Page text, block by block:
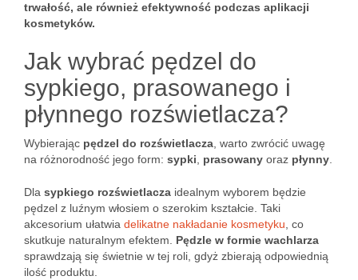
trwałość, ale również efektywność podczas aplikacji
kosmetyków.
Jak wybrać pędzel do
sypkiego, prasowanego i
płynnego rozświetlacza?
Wybierając pędzel do rozświetlacza , warto zwrócić uwagę
na różnorodność jego form: sypki prasowany oraz płynny
Dla sypkiego rozświetlacza idealnym wyborem będzie
pędzel z luźnym włosiem o szerokim kształcie. Taki
akcesorium ułatwia delikatne nakładanie kosmetyku , co
skutkuje naturalnym efektem. Pędzle w formie wachlarza
sprawdzają się świetnie w tej roli, gdyż zbierają odpowiednią
ilość produktu.